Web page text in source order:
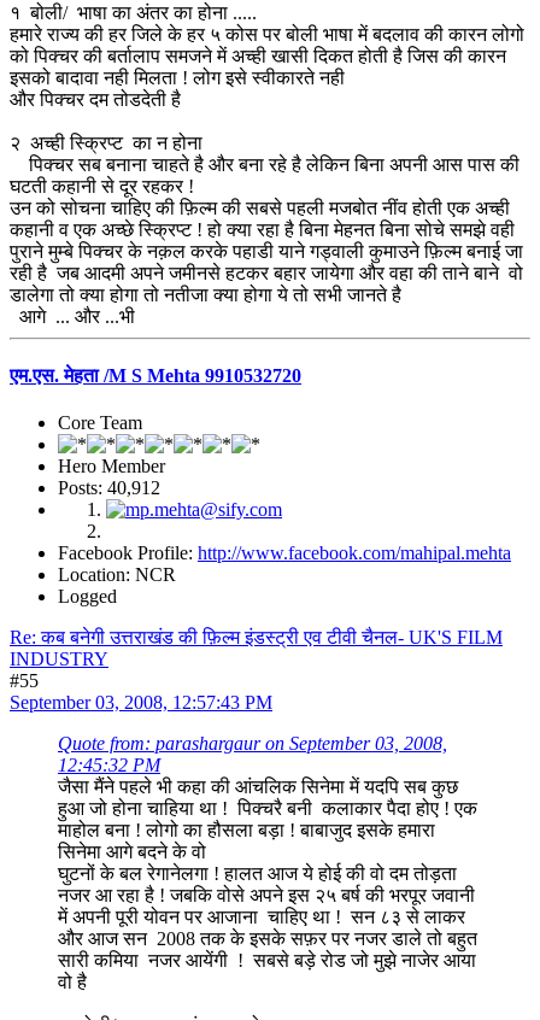
१ बोली/ भाषा का अंतर का होना .....
हमारे राज्य की हर जिले के हर ५ कोस पर बोली भाषा में बदलाव की कारन लोगो
को पिक्चर की बर्तालाप समजने में अच्ही खासी दिकत होती है जिस की कारन
इसको बादावा नही मिलता ! लोग इसे स्वीकारते नही
और पिक्चर दम तोडदेती है
२ अच्ही स्क्रिप्ट का न होना
पिक्चर सब बनाना चाहते है और बना रहे है लेकिन बिना अपनी आस पास की
घटती कहानी से दूर रहकर !
उन को सोचना चाहिए की फ़िल्म की सबसे पहली मजबोत नींव होती एक अच्ही
कहानी व एक अच्छे स्क्रिप्ट ! हो क्या रहा है बिना मेहनत बिना सोचे समझे वही
पुराने मुम्बे पिक्चर के नक़ल करके पहाडी याने गड्वाली कुमाउने फ़िल्म बनाई जा
रही है जब आदमी अपने जमीनसे हटकर बहार जायेगा और वहा की ताने बाने वो
डालेगा तो क्या होगा तो नतीजा क्या होगा ये तो सभी जानते है
आगे ... और ...भी
एम.एस. मेहता /M S Mehta 9910532720
Core Team
Hero Member
Posts: 40,912
Facebook Profile: http://www.facebook.com/mahipal.mehta
Location: NCR
Logged
Re: कब बनेगी उत्तराखंड की फ़िल्म इंडस्ट्री एव टीवी चैनल- UK'S FILM
INDUSTRY
#55
September 03, 2008, 12:57:43 PM
Quote from: parashargaur on September 03, 2008,
12:45:32 PM
जैसा मैंने पहले भी कहा की आंचलिक सिनेमा में यदपि सब कुछ
हुआ जो होना चाहिया था ! पिक्चरै बनी कलाकार पैदा होए ! एक
माहोल बना ! लोगो का हौसला बड़ा ! बाबाजुद इसके हमारा
सिनेमा आगे बदने के वो
घुटनों के बल रेगानेलगा ! हालत आज ये होई की वो दम तोड़ता
नजर आ रहा है ! जबकि वोसे अपने इस २५ बर्ष की भरपूर जवानी
में अपनी पूरी योवन पर आजाना चाहिए था ! सन ८३ से लाकर
और आज सन 2008 तक के इसके सफ़र पर नजर डाले तो बहुत
सारी कमिया नजर आयेंगी ! सबसे बड़े रोड जो मुझे नाजेर आया
वो है